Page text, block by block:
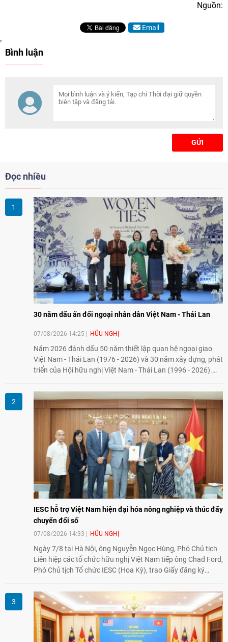
Nguồn:
Email
Bình luận
GỬI
Đọc nhiều
30 năm dấu ấn đối ngoại nhân dân Việt Nam - Thái Lan
07/08/2026 14:25 HỮU NGHỊ
Năm 2026 đánh dấu 50 năm thiết lập quan hệ ngoại giao
Việt Nam - Thái Lan (1976 - 2026) và 30 năm xây dựng, phát
triển của Hội hữu nghị Việt Nam - Thái Lan (1996 - 2026).
tình hữu nghị, đồng thời từng bước mở rộng hoạt động từ
giao lưu truyền thống sang kết nối địa phương, doanh
nghiệp, giáo dục, văn hóa và thế hệ trẻ, góp phần tăng
cường sự hiểu biết và hợp tác giữa nhân dân hai nước.
IESC hỗ trợ Việt Nam hiện đại hóa nông nghiệp và thúc đẩy
chuyển đổi số
07/08/2026 14:33 HỮU NGHỊ
Ngày 7/8 tại Hà Nội, ông Nguyễn Ngọc Hùng, Phó Chủ tịch
Liên hiệp các tổ chức hữu nghị Việt Nam tiếp ông Chad Ford,
Phó Chủ tịch Tổ chức IESC (Hoa Kỳ), trao Giấy đăng ký
đổi về định hướng triển khai Dự án "Mở rộng Thương mại
Nông nghiệp và An toàn thực phẩm Hoa Kỳ - Việt Nam",
hướng tới thúc đẩy chuyển đổi số, hiện đại hóa nông nghiệp
và mở rộng hợp tác phát triển giữa hai nước.